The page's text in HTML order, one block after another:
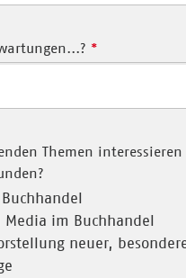
*
Themen interessieren
Media im Buchhandel
neuer,